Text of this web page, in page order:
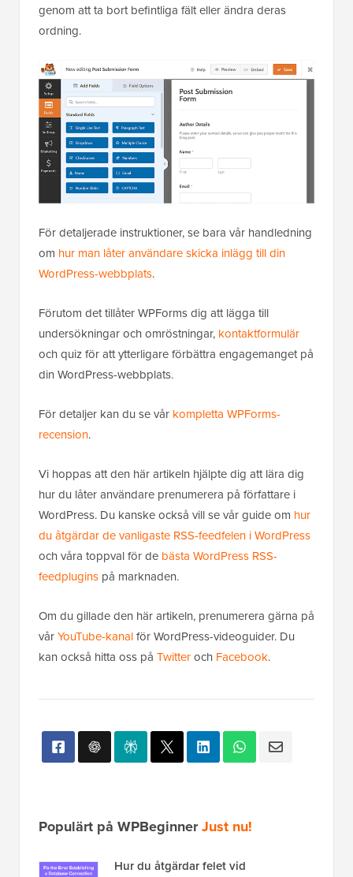
genom att ta bort befintliga fält eller ändra deras
ordning.
För detaljerade instruktioner, se bara vår handledning
om hur man låter användare skicka inlägg till din
WordPress-webbplats.
Förutom det tillåter WPForms dig att lägga till
undersökningar och omröstningar, kontaktformulär
och quiz för att ytterligare förbättra engagemanget på
din WordPress-webbplats.
För detaljer kan du se vår kompletta WPForms-
recension.
Vi hoppas att den här artikeln hjälpte dig att lära dig
hur du låter användare prenumerera på författare i
WordPress. Du kanske också vill se vår guide om hur
du åtgärdar de vanligaste RSS-feedfelen i WordPress
och våra toppval för de bästa WordPress RSS-
feedplugins på marknaden.
Om du gillade den här artikeln, prenumerera gärna på
vårYouTube-kanalför WordPress-videoguider. Du
kan också hitta oss på Twitteroch Facebook.
Populärt på WPBeginnerJust nu!
Hur du åtgärdar felet vid